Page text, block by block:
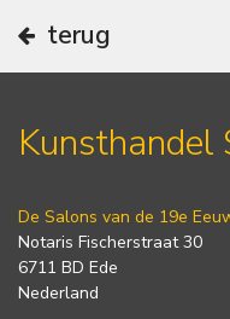
terug
Kunsthandel
De Salons van de 19e
Notaris Fischerstraat 30
6711 BD Ede
Nederland